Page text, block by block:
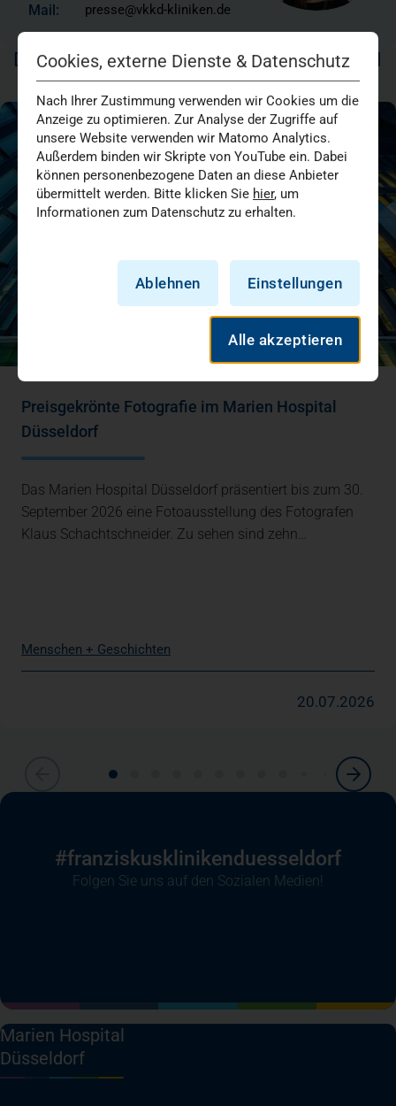
Mail: presse@vkkd-kliniken.de
DAS KÖNNTE SIE AUCH INTERESSIEREN
Preisgekrönte Fotografie im Marien Hospital
Düsseldorf
Das Marien Hospital Düsseldorf präsentiert bis zum 30.
September 2026 eine Fotoausstellung des Fotografen
Klaus Schachtschneider. Zu sehen sind zehn…
Menschen + Geschichten
20.07.2026
#franziskuskliniken­duesseldorf
Folgen Sie uns auf den Sozialen Medien!
Marien Hospital
Düsseldorf
Cookies, externe Dienste & Datenschutz
Nach Ihrer Zustimmung verwenden wir Cookies um die
Anzeige zu optimieren. Zur Analyse der Zugriffe auf
unsere Website verwenden wir Matomo Analytics.
Außerdem binden wir Skripte von YouTube ein. Dabei
können personenbezogene Daten an diese Anbieter
übermittelt werden. Bitte klicken Sie hier, um
Informationen zum Datenschutz zu erhalten.
Ablehnen Einstellungen
Alle akzeptieren